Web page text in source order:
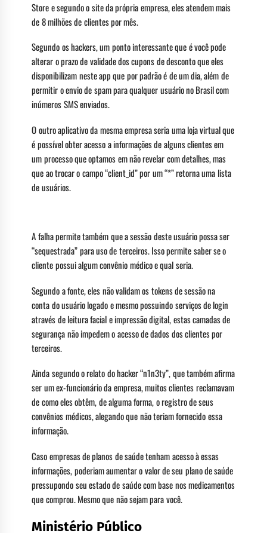
Store e segundo o site da própria empresa, eles atendem mais
de 8 milhões de clientes por mês.
Segundo os hackers, um ponto interessante que é você pode
alterar o prazo de validade dos cupons de desconto que eles
disponibilizam neste app que por padrão é de um dia, além de
permitir o envio de spam para qualquer usuário no Brasil com
inúmeros SMS enviados.
O outro aplicativo da mesma empresa seria uma loja virtual que
é possível obter acesso a informações de alguns clientes em
um processo que optamos em não revelar com detalhes, mas
que ao trocar o campo “client_id” por um “*” retorna uma lista
de usuários.
A falha permite também que a sessão deste usuário possa ser
“sequestrada” para uso de terceiros. Isso permite saber se o
cliente possui algum convênio médico e qual seria.
Segundo a fonte, eles não validam os tokens de sessão na
conta do usuário logado e mesmo possuindo serviços de login
através de leitura facial e impressão digital, estas camadas de
segurança não impedem o acesso de dados dos clientes por
terceiros.
Ainda segundo o relato do hacker “n1n3ty”, que também afirma
ser um ex-funcionário da empresa, muitos clientes reclamavam
de como eles obtêm, de alguma forma, o registro de seus
convênios médicos, alegando que não teriam fornecido essa
informação.
Caso empresas de planos de saúde tenham acesso à essas
informações, poderiam aumentar o valor de seu plano de saúde
pressupondo seu estado de saúde com base nos medicamentos
que comprou. Mesmo que não sejam para você.
Ministério Público